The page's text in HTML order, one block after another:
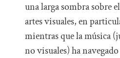
una larga sombra sobre
artes visuales, en
mientras que la música
no visuales) ha navegado